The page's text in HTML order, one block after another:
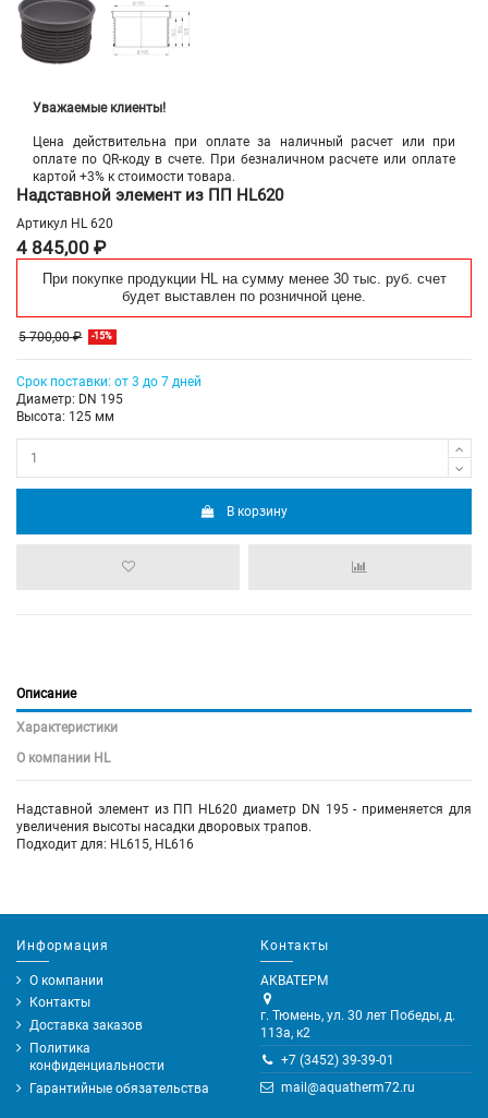
Уважаемые клиенты!
Цена действительна при оплате за наличный расчет или при
оплате по QR-коду в счете. При безналичном расчете или оплате
картой +3% к стоимости товара.
Надставной элемент из ПП HL620
Артикул HL 620
4 845,00 ₽
При покупке продукции HL на сумму менее 30 тыс. руб. счет
будет выставлен по розничной цене.
5 700,00 ₽ -15%
Срок поставки: от 3 до 7 дней
Диаметр: DN 195
Высота: 125 мм
В корзину
Описание
Характеристики
О компании HL
Надставной элемент из ПП HL620 диаметр DN 195 - применяется для
увеличения высоты насадки дворовых трапов.
Подходит для: HL615, HL616
Информация
О компании
Контакты
Доставка заказов
Политика
конфиденциальности
Гарантийные обязательства
Контакты
АКВАТЕРМ
г. Тюмень, ул. 30 лет Победы, д.
113а, к2
+7 (3452) 39-39-01
mail@aquatherm72.ru